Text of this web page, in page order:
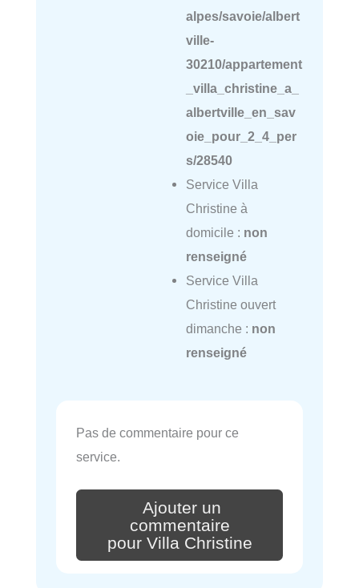
alpes/savoie/albert
ville-
30210/appartement
_villa_christine_a_
albertville_en_sav
oie_pour_2_4_per
s/28540
Service Villa
Christine à
domicile : non
renseigné
Service Villa
Christine ouvert
dimanche : non
renseigné
Pas de commentaire pour ce
service.
Ajouter un
commentaire
pour Villa Christine